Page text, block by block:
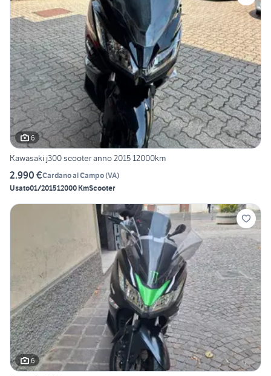
6
Kawasaki j300 scooter anno 2015 12000km
2.990 €Cardano al Campo(VA)
Usato01/201512000 KmScooter
6